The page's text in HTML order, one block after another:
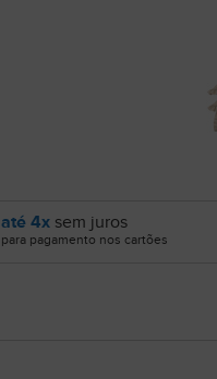
até 4xsem juros
para pagamento nos cartões